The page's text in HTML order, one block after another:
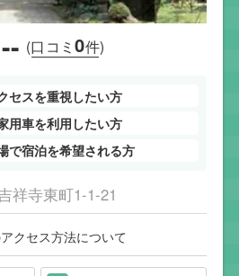
-- (口コミ0件)
セスを重視したい方
用車を利用したい方
で宿泊を希望される方
祥寺東町1-1-21
クセス方法について